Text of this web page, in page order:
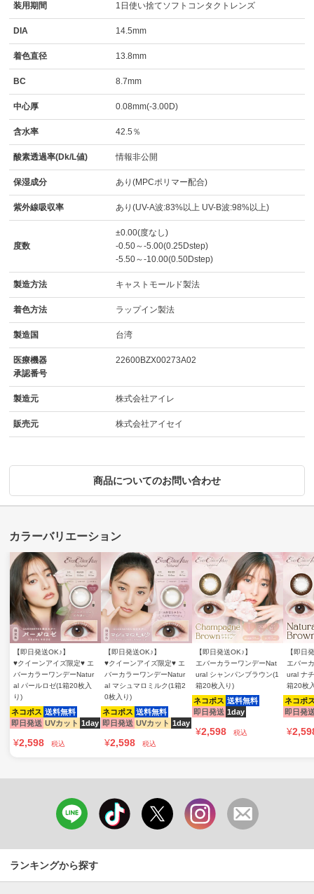
装用期間 1日使い捨てソフトコンタクトレンズ
DIA 14.5mm
着色直径 13.8mm
BC 8.7mm
中心厚 0.08mm(-3.00D)
含水率 42.5％
酸素透過率(Dk/L値) 情報非公開
保湿成分 あり(MPCポリマー配合)
紫外線吸収率 あり(UV-A波:83%以上 UV-B波:98%以上)
度数
±0.00(度なし)
-0.50～-5.00(0.25Dstep)
-5.50～-10.00(0.50Dstep)
製造方法 キャストモールド製法
着色方法 ラップイン製法
製造国 台湾
医療機器
承認番号
22600BZX00273A02
製造元 株式会社アイレ
販売元 株式会社アイセイ
商品についてのお問い合わせ
【即日発送OK♪】
♥クイーンアイズ限定♥ エ
バーカラーワンデーNatur
al パールロゼ(1箱20枚入
り)
ネコポス 送料無料
即日発送 UVカット 1day
¥2,598 税込
【即日発送OK♪】
♥クイーンアイズ限定♥ エ
バーカラーワンデーNatur
al マシュマロミルク(1箱2
0枚入り)
ネコポス 送料無料
即日発送 UVカット 1day
¥2,598 税込
【即日発送OK♪】
エバーカラーワンデーNat
ural シャンパンブラウン(1
箱20枚入り)
ネコポス 送料無料
即日発送 1day
¥2,598 税込
【即日
エバー
ural ナ
箱20枚
ネコポ
即日発
¥
ランキングから探す